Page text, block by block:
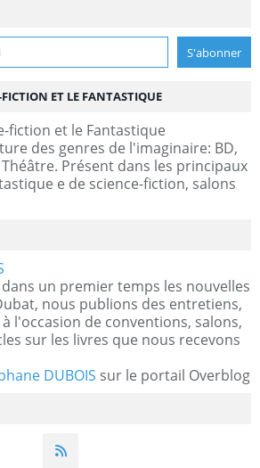
FICTION ET LE FANTASTIQUE
des genres de l'imaginaire: BD,
Théâtre. Présent dans les principaux
e de science-fiction, salons
un premier temps les nouvelles
nous publions des entretiens,
l'occasion de conventions, salons,
sur les livres que nous recevons
DUBOIS sur le portail Overblog